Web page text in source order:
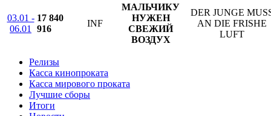
03.01 -
06.01
17 840
916
INF
МАЛЬЧИКУ
НУЖЕН
СВЕЖИЙ
ВОЗДУХ
DER JUNGE
AN DIE FRISHE
LUFT
Релизы
Касса кинопроката
Касса мирового проката
Лучшие сборы
Итоги